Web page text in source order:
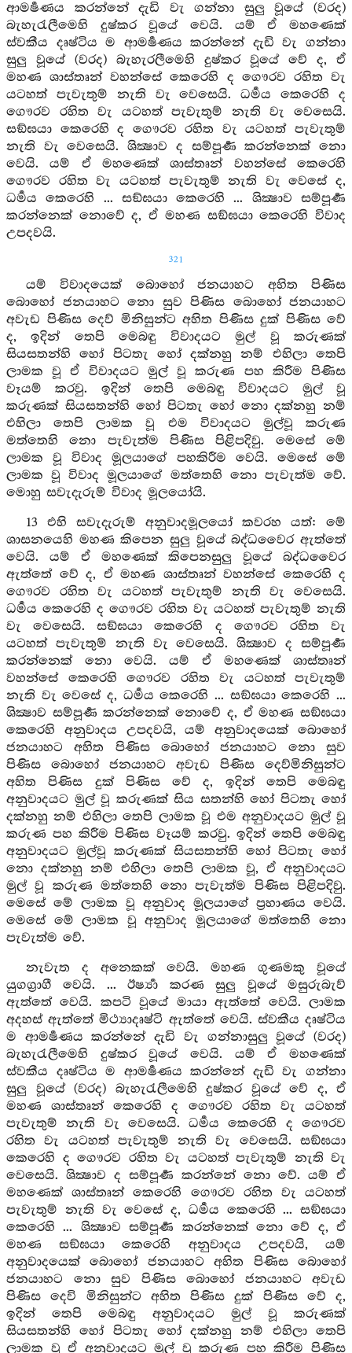
ආමර්‍ෂණය කරන්නේ දැඩි වැ ගන්නා සුලු වූයේ (වරද)
බැහැරැලීමෙහි දුෂ්කර වූයේ වෙයි. යම් ඒ මහණෙක්
ස්වකීය දෘෂ්ටිය ම ආමර්‍ෂණය කරන්නේ දැඩි වැ ගන්නා
සුලු වූයේ (වරද) බැහැරලීමෙහි දුෂ්කර වූයේ වේ ද, ඒ
මහණ ශාස්තෘන් වහන්සේ කෙරෙහි ද ගෞරව රහිත වැ
යටහත් පැවැතුම් නැති වැ වෙසෙයි. ධර්‍මය කෙරෙහි ද
ගෞරව රහිත වැ යටහත් පැවැතුම් නැති වැ වෙසෙයි.
සඞ්ඝයා කෙරෙහි ද ගෞරව රහිත වැ යටහත් පැවැතුම්
නැති වැ වෙසෙයි. ශික්‍ෂාව ද සම්පූර්‍ණ කරන්නෙක් නො
වෙයි. යම් ඒ මහණෙක් ශාස්තෘන් වහන්සේ කෙරෙහි
ගෞරව රහිත වැ යටහත් පැවැතුම් නැති වැ වෙසේ ද,
ධර්‍මය කෙරෙහි ... සඞ්ඝයා කෙරෙහි ... ශික්‍ෂාව සම්පූර්‍ණ
කරන්නෙක් නොවේ ද, ඒ මහණ සඞ්ඝයා කෙරෙහි විවාද
උපදවයි.
321
යම් විවාදයෙක් බොහෝ ජනයාහට අහිත පිණිස
බොහෝ ජනයාහට නො සුව පිණිස බොහෝ ජනයාහට
අවැඩ පිණිස දෙව් මිනිසුන්ට අහිත පිණිස දුක් පිණිස වේ
ද, ඉදින් තෙපි මෙබඳු විවාදයට මුල් වූ කරුණක්
සියසතන්හි හෝ පිටතැ හෝ දක්නහු නම් එහිලා තෙපි
ලාමක වූ ඒ විවාදයට මුල් වූ කරුණ පහ කිරීම පිණිස
වෑයම් කරවු. ඉදින් තෙපි මෙබඳු විවාදයට මුල් වූ
කරුණක් සියසතන්හි හෝ පිටතැ හෝ නො දක්නහු නම්
එහිලා තෙපි ලාමක වූ එම විවාදයට මුල්වූ කරුණ
මත්තෙහි නො පැවැත්ම පිණිස පිළිපදිවු. මෙසේ මේ
ලාමක වූ විවාද මූලයාගේ පහකිරීම වෙයි. මෙසේ මේ
ලාමක වූ විවාද මූලයාගේ මත්තෙහි නො පැවැත්ම වේ.
මොහු සවැදැරුම් විවාද මූලයෝයි.
13 එහි සවැදැරුම් අනුවාදමූලයෝ කවරහ යත්: මේ
ශාසනයෙහි මහණ කිපෙන සුලු වූයේ බද්ධවෛර ඇත්තේ
වෙයි. යම් ඒ මහණෙක් කිපෙනසුලු වූයේ බද්ධවෛර
ඇත්තේ වේ ද, ඒ මහණ ශාස්තෘන් වහන්සේ කෙරෙහි ද
ගෞරව රහිත වැ යටහත් පැවැතුම් නැති වැ වෙසෙයි.
ධර්‍මය කෙරෙහි ද ගෞරව රහිත වැ යටහත් පැවැතුම් නැති
වැ වෙසෙයි. සඞ්ඝයා කෙරෙහි ද ගෞරව රහිත වැ
යටහත් පැවැතුම් නැති වැ වෙසෙයි. ශික්‍ෂාව ද සම්පූර්‍ණ
කරන්නෙක් නො වෙයි. යම් ඒ මහණෙක් ශාස්තෘන්
වහන්සේ කෙරෙහි ගෞරව රහිත වැ යටහත් පැවැතුම්
නැති වැ වෙසේ ද, ධර්‍මය කෙරෙහි ... සඞ්ඝයා කෙරෙහි ...
ශික්‍ෂාව සම්පූර්‍ණ කරන්නෙක් නොවේ ද, ඒ මහණ සඞ්ඝයා
කෙරෙහි අනුවාදය උපදවයි, යම් අනුවාදයෙක් බොහෝ
ජනයාහට අහිත පිණිස බොහෝ ජනයාහට නො සුව
පිණිස බොහෝ ජනයාහට අවැඩ පිණිස දෙව්මිනිසුන්ට
අහිත පිණිස දුක් පිණිස වේ ද, ඉදින් තෙපි මෙබඳු
අනුවාදයට මුල් වූ කරුණක් සිය සතන්හි හෝ පිටතැ හෝ
දක්නහු නම් එහිලා තෙපි ලාමක වූ එම අනුවාදයට මුල් වූ
කරුණ පහ කිරීම පිණිස වෑයම් කරවු. ඉදින් තෙපි මෙබඳු
අනුවාදයට මුල්වූ කරුණක් සියසතන්හි හෝ පිටතැ හෝ
නො දක්නහු නම් එහිලා තෙපි ලාමක වූ, ඒ අනුවාදයට
මුල් වූ කරුණ මත්තෙහි නො පැවැත්ම පිණිස පිළිපදිවු.
මෙසේ මේ ලාමක වූ අනුවාද මූලයාගේ ප්‍රහාණය වෙයි.
මෙසේ මේ ලාමක වූ අනුවාද මූලයාගේ මත්තෙහි නො
පැවැත්ම වේ.
නැවැත ද අනෙකක් වෙයි. මහණ ගුණමකු වූයේ
යුගග්‍රාගී වෙයි. ... ඊර්‍ෂ්‍යා කරණ සුලු වූයේ මසුරුබැව්
ඇත්තේ වෙයි. කපටි වූයේ මායා ඇත්තේ වෙයි. ලාමක
අදහස් ඇත්තේ මිථ්‍යාදෘෂ්ටි ඇත්තේ වෙයි. ස්වකීය දෘෂ්ටිය
ම ආමර්‍ෂණය කරන්නේ දැඩි වැ ගන්නාසුලු වූයේ (වරද)
බැහැරැලීමෙහි දුෂ්කර වූයේ වෙයි. යම් ඒ මහණෙක්
ස්වකීය දෘෂ්ටිය ම ආමර්‍ෂණය කරන්නේ දැඩි වැ ගන්නා
සුලු වූයේ (වරද) බැහැරැලීමෙහි දුෂ්කර වූයේ වේ ද, ඒ
මහණ ශාස්තෘන් කෙරෙහි ද ගෞරව රහිත වැ යටහත්
පැවැතුම් නැති වැ වෙසෙයි. ධර්‍මය කෙරෙහි ද ගෞරව
රහිත වැ යටහත් පැවැතුම් නැති වැ වෙසෙයි. සඞ්ඝයා
කෙරෙහි ද ගෞරව රහිත වැ යටහත් පැවැතුම් නැති වැ
වෙසෙයි. ශික්‍ෂාව ද සම්පූර්‍ණ කරන්නේ නො වේ. යම් ඒ
මහණෙක් ශාස්තෘන් කෙරෙහි ගෞරව රහිත වැ යටහත්
පැවැතුම් නැති වැ වෙසේ ද, ධර්‍මය කෙරෙහි ... සඞ්ඝයා
කෙරෙහි ... ශික්‍ෂාව සම්පූර්‍ණ කරන්නෙක් නො වේ ද, ඒ
මහණ සඞ්ඝයා කෙරෙහි අනුවාදය උපදවයි, යම්
අනුවාදයෙක් බොහෝ ජනයාහට අහිත පිණිස බොහෝ
ජනයාහට නො සුව පිණිස බොහෝ ජනයාහට අවැඩ
පිණිස දෙවි මිනිසුන්ට අහිත පිණිස දුක් පිණිස වේ ද,
ඉදින් තෙපි මෙබඳු අනුවාදයට මුල් වූ කරුණක්
සියසතන්හි හෝ පිටතැ හෝ දක්නහු නම් එහිලා තෙපි
ලාමක වූ ඒ අනුවාදයට මුල් වූ කරුණ පහ කිරීම පිණිස